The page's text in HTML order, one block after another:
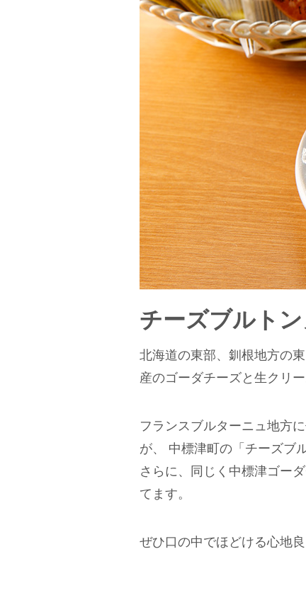
チーズブルトン
北海道の東部、釧根地方の
産のゴーダチーズと生クリ
フランスブルターニュ地方
が、 中標津町の「チーズブ
さらに、同じく中標津ゴー
てます。
ぜひ口の中でほどける心地